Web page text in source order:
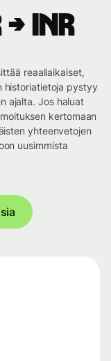
INR
reaaliaikaiset,
historiatietoja pystyy
ajalta. Jos haluat
kertomaan
yhteenvetojen
uusimmista